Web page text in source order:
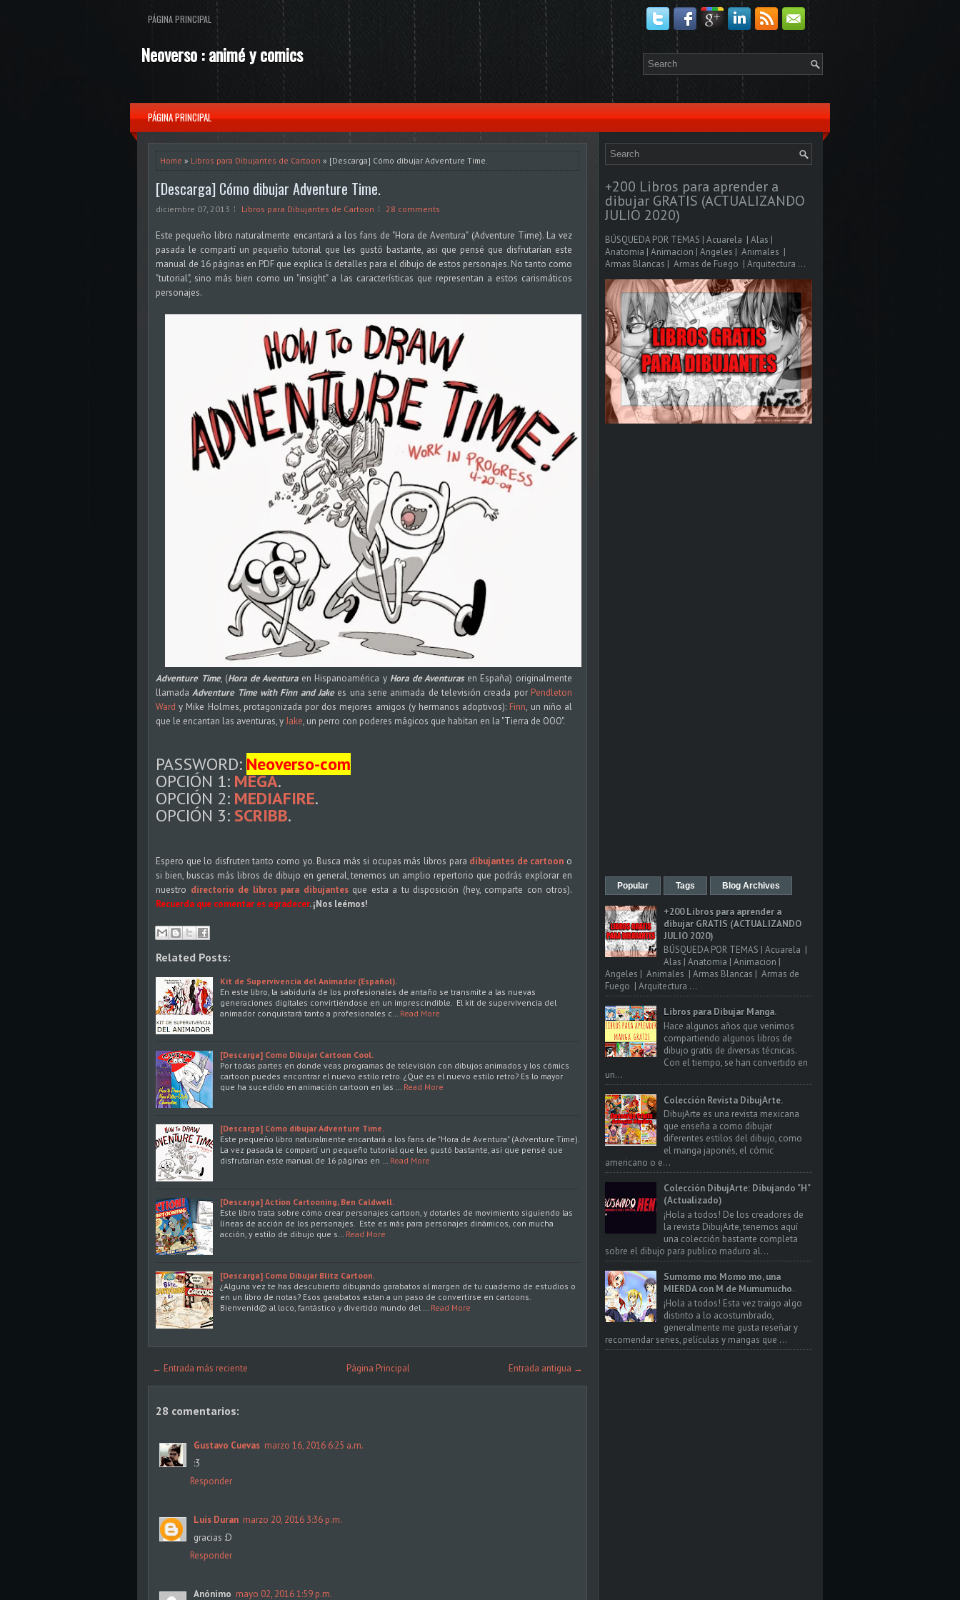
PÁGINA PRINCIPAL
Neoverso : animé y comics
PÁGINA PRINCIPAL
Home » Libros para Dibujantes de Cartoon » [Descarga] Cómo dibujar Adventure Time.
[Descarga] Cómo dibujar Adventure Time.
diciembre 07, 2013 Libros para Dibujantes de Cartoon 28 comments
Este pequeño libro naturalmente encantará a los fans de "Hora de Aventura" (Adventure Time). La vez
pasada le compartí un pequeño tutorial que les gustó bastante, asi que pensé que disfrutarían este
manual de 16 páginas en PDF que explica ls detalles para el dibujo de estos personajes. No tanto como
"tutorial", sino más bien como un "insight" a las características que representan a estos carismáticos
personajes.
Adventure Time, (Hora de Aventuraen Hispanoamérica y Hora de Aventurasen España) originalmente
llamadaAdventure Time with Finn and Jakees una serie animada de televisión creada por Pendleton
Ward y Mike Holmes, protagonizada por dos mejores amigos (y hermanos adoptivos): Finn, un niño al
que le encantan las aventuras, yJake, un perro con poderes mágicos que habitan en la "Tierra de OOO".
PASSWORD: Neoverso-com
OPCIÓN 1: MEGA.
OPCIÓN 2: MEDIAFIRE.
OPCIÓN 3:SCRIBB.
Espero que lo disfruten tanto como yo. Busca más si ocupas más libros para dibujantes de cartoon o
si bien, buscas más libros de dibujo en general, tenemos un amplio repertorio que podrás explorar en
nuestro directorio de libros para dibujantesque esta a tu disposición (hey, comparte con otros).
Recuerda que comentar es agradecer. ¡Nos leémos!
Related Posts:
Kit de Supervivencia del Animador (Español).
En este libro, la sabiduría de los profesionales de antaño se transmite a las nuevas
generaciones digitales convirtiéndose en un imprescindible. El kit de supervivencia del
animador conquistará tanto a profesionales c…
Read More
[Descarga] Como Dibujar Cartoon Cool.
Por todas partes en donde veas programas de televisión con dibujos animados y los cómics
cartoon puedes encontrar el nuevo estilo retro. ¿Qué es el nuevo estilo retro? Es lo mayor
que ha sucedido en animación cartoon en las …
Read More
[Descarga] Cómo dibujar Adventure Time.
Este pequeño libro naturalmente encantará a los fans de "Hora de Aventura" (Adventure Time).
La vez pasada le compartí un pequeño tutorial que les gustó bastante, asi que pensé que
disfrutarían este manual de 16 páginas en …
Read More
[Descarga] Action Cartooning, Ben Caldwell.
Este libro trata sobre cómo crear personajes cartoon, y dotarles de movimiento siguiendo las
líneas de acción de los personajes. Este es más para personajes dinámicos, con mucha
acción, y estilo de dibujo que s…
Read More
[Descarga] Como Dibujar Blitz Cartoon.
¿Alguna vez te has descubierto dibujando garabatos al margen de tu cuaderno de estudios o
en un libro de notas? Esos garabatos estan a un paso de convertirse en cartoons.
Bienvenid@ al loco, fantástico y divertido mundo del …
Read More
← Entrada más reciente Entrada antigua →
Página Principal
28 comentarios:
Gustavo Cuevas marzo 16, 2016 6:25 a.m.
:3
Responder
Luis Duran marzo 20, 2016 3:36 p.m.
gracias :D
Responder
Anónimo mayo 02, 2016 1:59 p.m.
+200 Libros para aprender a
dibujar GRATIS (ACTUALIZANDO
JULIO 2020)
BÚSQUEDA POR TEMAS | Acuarela | Alas |
Anatomia | Animacion | Angeles | Animales |
Armas Blancas | Armas de Fuego | Arquitectura ...
Popular Tags Blog Archives
+200 Libros para aprender a
dibujar GRATIS (ACTUALIZANDO
JULIO 2020)
BÚSQUEDA POR TEMAS | Acuarela |
Alas | Anatomia | Animacion |
Angeles | Animales | Armas Blancas | Armas de
Fuego | Arquitectura ...
Libros para Dibujar Manga.
Hace algunos años que venimos
compartiendo algunos libros de
dibujo gratis de diversas técnicas.
Con el tiempo, se han convertido en
un...
Colección Revista DibujArte.
DibujArte es una revista mexicana
que enseña a como dibujar
diferentes estilos del dibujo, como
el manga japonés, el cómic
americano o e...
Colección DibujArte: Dibujando "H"
(Actualizado)
¡Hola a todos! De los creadores de
la revista DibujArte, tenemos aquí
una colección bastante completa
sobre el dibujo para publico maduro al...
Sumomo mo Momo mo, una
MIERDA con M de Mumumucho.
¡Hola a todos! Esta vez traigo algo
distinto a lo acostumbrado,
generalmente me gusta reseñar y
recomendar series, películas y mangas que ...